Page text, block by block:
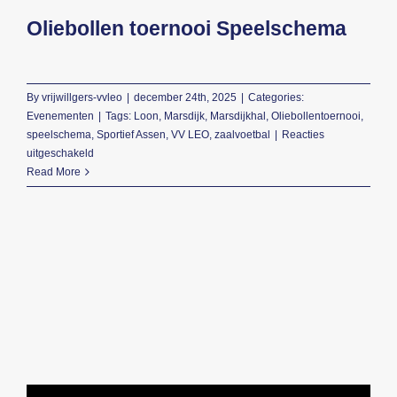
Beeldbank
Contact
Oliebollen toernooi Speelschema
By vrijwillgers-vvleo | december 24th, 2025 | Categories:
Evenementen | Tags: Loon Marsdijk, Marsdijkhal Oliebollentoernooi
speelschema Sportief Assen VV LEO, zaalvoetbal | Reacties
uitgeschakeldvoor
toernooi
Read More